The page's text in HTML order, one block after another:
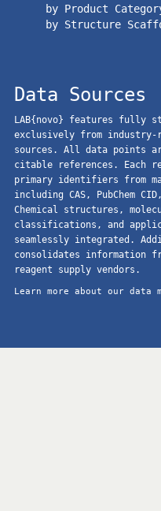
by Product
by Structure
Data Sources
LAB{novo} features fully
exclusively from
sources. All data points
citable references. Each
primary identifiers from
including CAS, PubChem
Chemical structures,
classifications, and
seamlessly integrated.
consolidates information
reagent supply vendors.
Learn more about our data